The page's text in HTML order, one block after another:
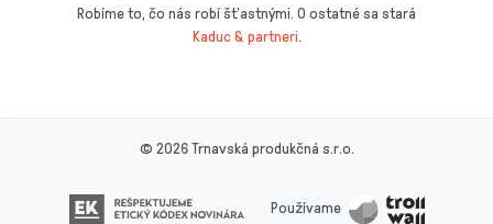
Robíme to, čo nás robí šťastnými. O ostatné sa stará
Kaduc & partneri.
© 2026 Trnavská produkčná s.r.o.
Používame